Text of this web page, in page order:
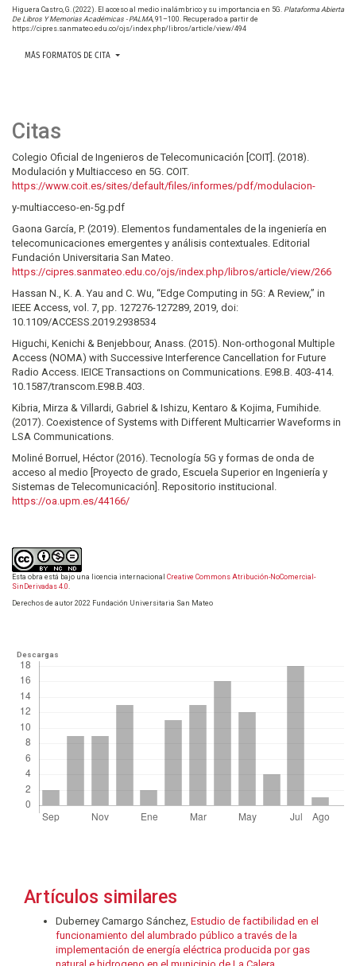
Higuera Castro, G. (2022). El acceso al medio inalámbrico y su importancia en 5G. Plataforma Abierta
De Libros Y Memorias Académicas - PALMA, 91–100. Recuperado a partir de
https://cipres.sanmateo.edu.co/ojs/index.php/libros/article/view/494
MÁS FORMATOS DE CITA
Citas
Colegio Oficial de Ingenieros de Telecomunicación [COIT]. (2018).
Modulación y Multiacceso en 5G. COIT.
https://www.coit.es/sites/default/files/informes/pdf/modulacion-
y-multiacceso-en-5g.pdf
Gaona García, P. (2019). Elementos fundamentales de la ingeniería en
telecomunicaciones emergentes y análisis contextuales. Editorial
Fundación Universitaria San Mateo.
https://cipres.sanmateo.edu.co/ojs/index.php/libros/article/view/266
Hassan N., K. A. Yau and C. Wu, “Edge Computing in 5G: A Review,” in
IEEE Access, vol. 7, pp. 127276-127289, 2019, doi:
10.1109/ACCESS.2019.2938534
Higuchi, Kenichi & Benjebbour, Anass. (2015). Non-orthogonal Multiple
Access (NOMA) with Successive Interference Cancellation for Future
Radio Access. IEICE Transactions on Communications. E98.B. 403-414.
10.1587/transcom.E98.B.403.
Kibria, Mirza & Villardi, Gabriel & Ishizu, Kentaro & Kojima, Fumihide.
(2017). Coexistence of Systems with Different Multicarrier Waveforms in
LSA Communications.
Moliné Borruel, Héctor (2016). Tecnología 5G y formas de onda de
acceso al medio [Proyecto de grado, Escuela Superior en Ingeniería y
Sistemas de Telecomunicación]. Repositorio institucional.
https://oa.upm.es/44166/
Esta obra está bajo una licencia internacional Creative Commons Atribución-NoComercial-
SinDerivadas 4.0.
Derechos de autor 2022 Fundación Universitaria San Mateo
Descargas
Artículos similares
Duberney Camargo Sánchez, Estudio de factibilidad en el
funcionamiento del alumbrado público a través de la
implementación de energía eléctrica producida por gas